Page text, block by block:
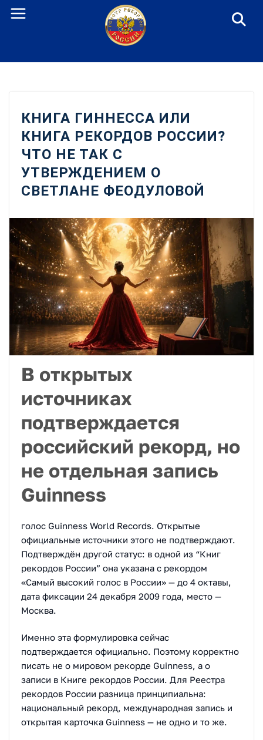
Перейти
КНИГА ГИННЕССА ИЛИ
КНИГА РЕКОРДОВ РОССИИ?
ЧТО НЕ ТАК С
УТВЕРЖДЕНИЕМ О
СВЕТЛАНЕ ФЕОДУЛОВОЙ
В открытых
источниках
подтверждается
российский рекорд, но
не отдельная запись
Guinness
голос Guinness World Records. Открытые
официальные источники этого не подтверждают.
Подтверждён другой статус: в одной из “Книг
рекордов России” она указана с рекордом
«Самый высокий голос в России» — до 4 октавы,
дата фиксации 24 декабря 2009 года, место —
Москва.
Именно эта формулировка сейчас
подтверждается официально. Поэтому корректно
писать не о мировом рекорде Guinness, а о
записи в Книге рекордов России. Для Реестра
рекордов России разница принципиальна:
национальный рекорд, международная запись и
открытая карточка Guinness — не одно и то же.